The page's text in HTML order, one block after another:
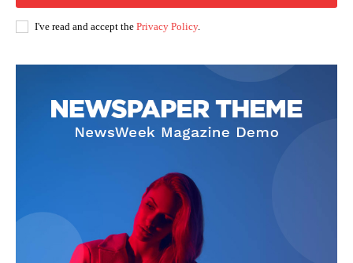
I've read and accept the Privacy Policy.